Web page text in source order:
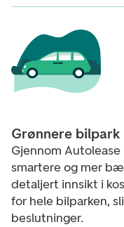
Grønnere bilpark
Gjennom
smartere og mer
detaljert innsikt i
for hele bilparken,
beslutninger.